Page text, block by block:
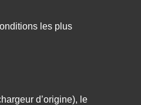
les plus
d’origine), le